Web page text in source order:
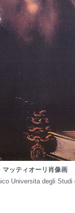
マッティオーリ肖像画
Universita degli Studi